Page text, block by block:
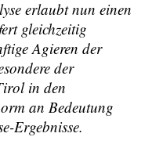
erlaubt nun einen
gleichzeitig
Agieren der
der
in den
an Bedeutung
Ergebnisse.